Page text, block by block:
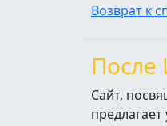
Возврат к
После
Сайт,